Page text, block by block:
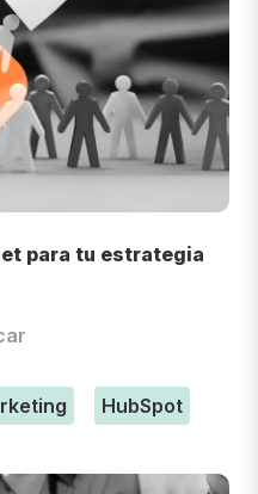
para tu estrategia
HubSpot